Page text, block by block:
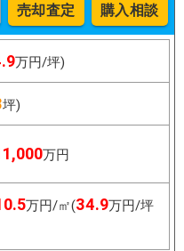
売却査定 購入相談
万円/坪)
坪)
万円
万円/㎡(34.9万円/坪